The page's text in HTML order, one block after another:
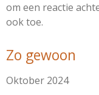
om een reactie
ook toe.
Zo gewoon
Oktober 2024